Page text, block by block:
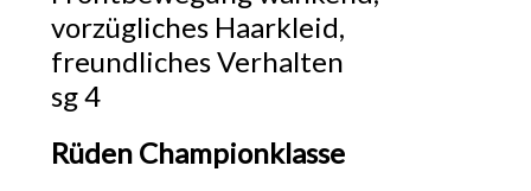
vorzügliches Haarkleid,
freundliches Verhalten
sg 4
Rüden Championklasse